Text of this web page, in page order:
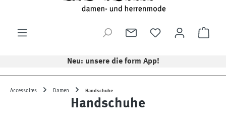
Neu: unsere die form App!
Accessoires Damen Handschuhe
Handschuhe